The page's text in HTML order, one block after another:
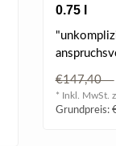
0.75 l
nach
€147,40
* Inkl. MwSt.
Grundpreis: